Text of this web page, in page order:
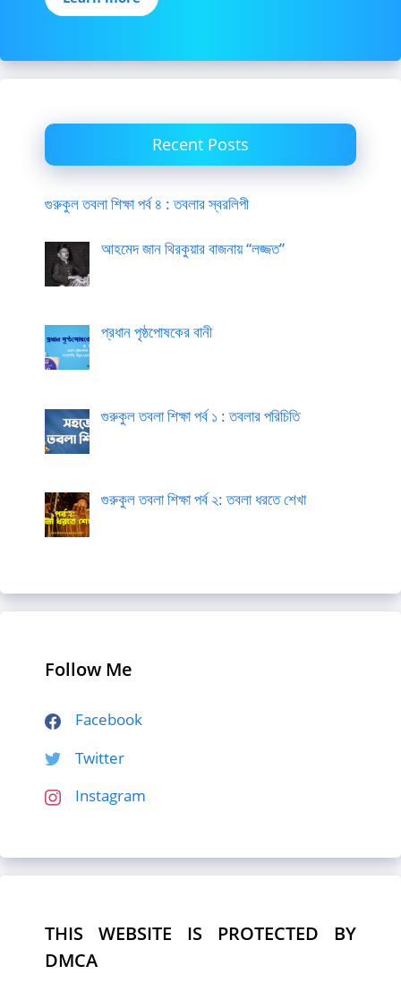
Recent Posts
গুরুকুল তবলা শিক্ষা পর্ব ৪ : তবলার স্বরলিপী
আহমেদ জান থিরকুয়ার বাজনায় “লজ্জত”
প্রধান পৃষ্ঠপোষকের বানী
গুরুকুল তবলা শিক্ষা পর্ব ১ : তবলার পরিচিতি
গুরুকুল তবলা শিক্ষা পর্ব ২: তবলা ধরতে শেখা
Follow Me
Facebook
Twitter
Instagram
THIS WEBSITE IS PROTECTED BY
DMCA